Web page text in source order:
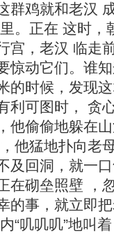
群鸡就和老汉
。正在 这时，
宫，老汉 临走
惊动它们。谁
的时候，发现
利可图时， 贪
他偷偷地躲在
他猛地扑向老
及回洞，就一
在砌垒照壁 ，
的事，就立即
“叽叽叽”地叫